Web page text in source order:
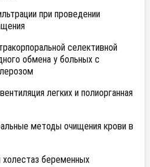
при проведении
селективной
обмена у больных с
легких и полиорганная
методы очищения крови в
холестаз беременных